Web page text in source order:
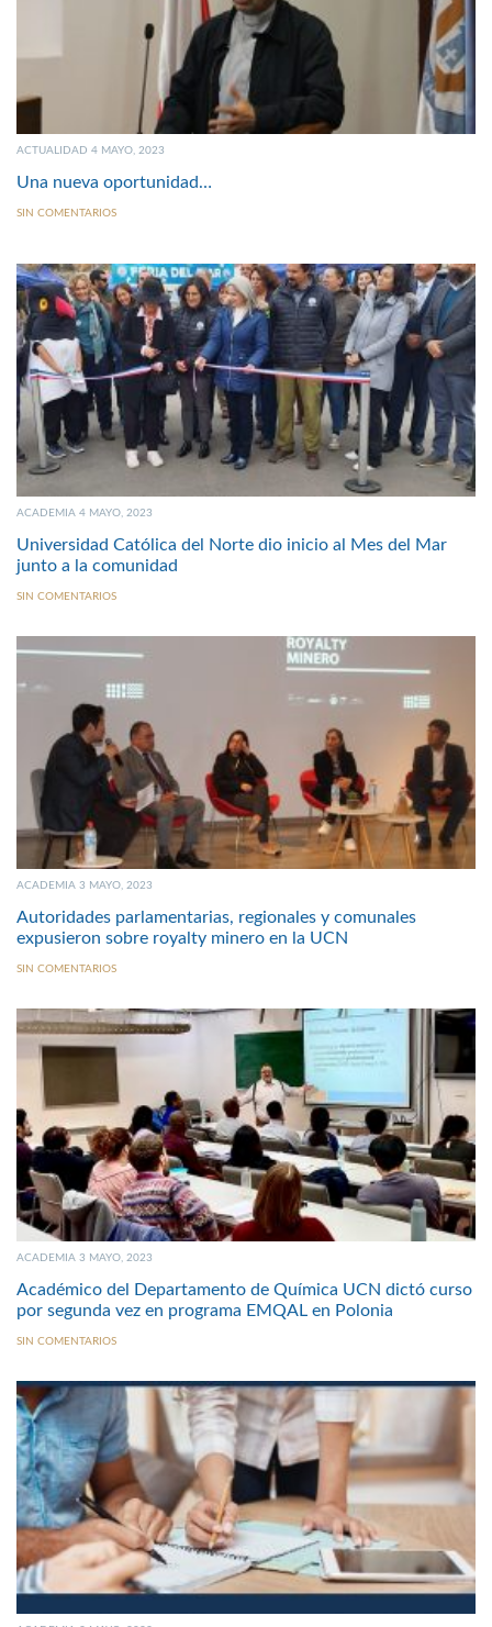
ACTUALIDAD 4 MAYO, 2023
Una nueva oportunidad…
SIN COMENTARIOS
ACADEMIA 4 MAYO, 2023
Universidad Católica del Norte dio inicio al Mes del Mar
junto a la comunidad
SIN COMENTARIOS
ACADEMIA 3 MAYO, 2023
Autoridades parlamentarias, regionales y comunales
expusieron sobre royalty minero en la UCN
SIN COMENTARIOS
ACADEMIA 3 MAYO, 2023
Académico del Departamento de Química UCN dictó curso
por segunda vez en programa EMQAL en Polonia
SIN COMENTARIOS